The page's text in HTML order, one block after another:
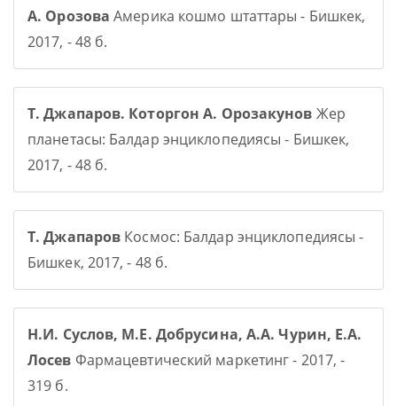
А. Орозова Америка кошмо штаттары - Бишкек,
2017, - 48 б.
Т. Джапаров. Которгон А. Орозакунов Жер
планетасы: Балдар энциклопедиясы - Бишкек,
2017, - 48 б.
Т. Джапаров Космос: Балдар энциклопедиясы -
Бишкек, 2017, - 48 б.
Н.И. Суслов, М.Е. Добрусина, А.А. Чурин, Е.А.
Лосев Фармацевтический маркетинг - 2017, -
319 б.